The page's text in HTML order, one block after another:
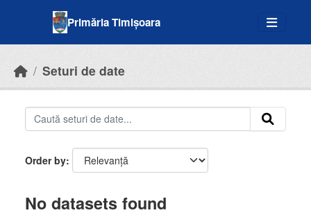
Primăria Timișoara
Seturi de date
Order by
No datasets found